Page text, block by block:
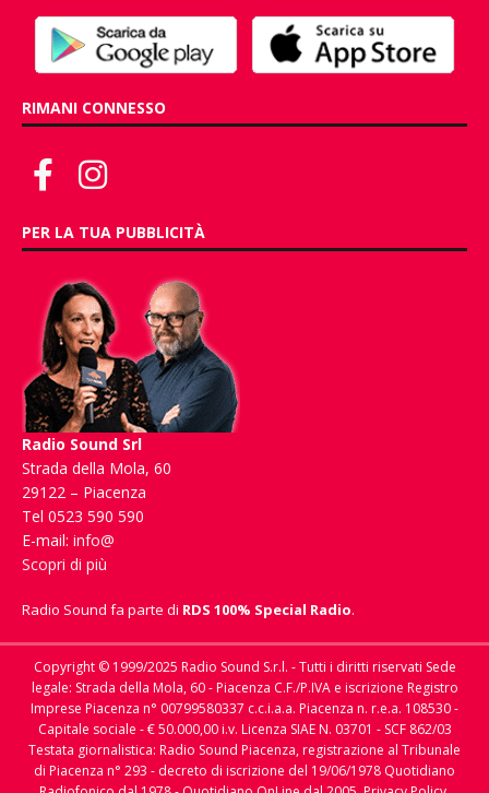
RIMANI CONNESSO
PER LA TUA PUBBLICITÀ
Radio Sound Srl
Strada della Mola, 60
29122 – Piacenza
Tel 0523 590 590
E-mail: info@
Scopri di più
Radio Sound fa parte di RDS 100% Special Radio.
Copyright © 1999/2025 Radio Sound S.r.l. - Tutti i diritti riservati Sede
legale: Strada della Mola, 60 - Piacenza C.F./P.IVA e iscrizione Registro
Imprese Piacenza n° 00799580337 c.c.i.a.a. Piacenza n. r.e.a. 108530 -
Capitale sociale - € 50.000,00 i.v. Licenza SIAE N. 03701 - SCF 862/03
Testata giornalistica: Radio Sound Piacenza, registrazione al Tribunale
di Piacenza n° 293 - decreto di iscrizione del 19/06/1978 Quotidiano